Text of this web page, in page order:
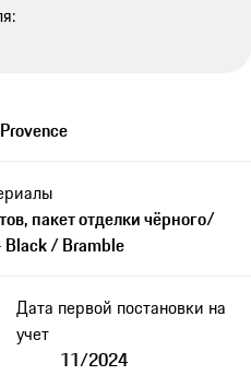
пакет отделки чёрного/
Black / Bramble
Дата первой постановки на
учет
11/2024